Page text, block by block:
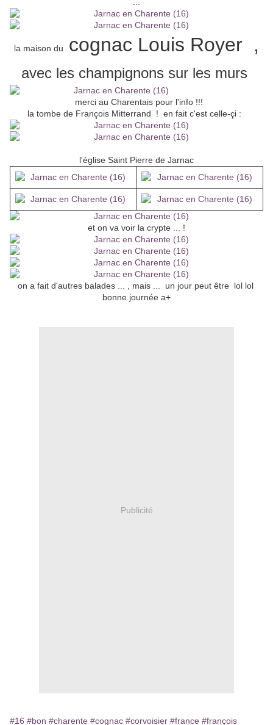
la maison du cognac Louis Royer ,
avec les champignons sur les murs
merci au Charentais pour l'info !!!
la tombe de François Mitterrand ! en fait c'est celle-çi :
l'église Saint Pierre de Jarnac
et on va voir la crypte ... !
on a fait d'autres balades ... , mais ... un jour peut être lol lol
bonne journée a+
Publicité
#16 #bon #charente #cognac #corvoisier #france #françois